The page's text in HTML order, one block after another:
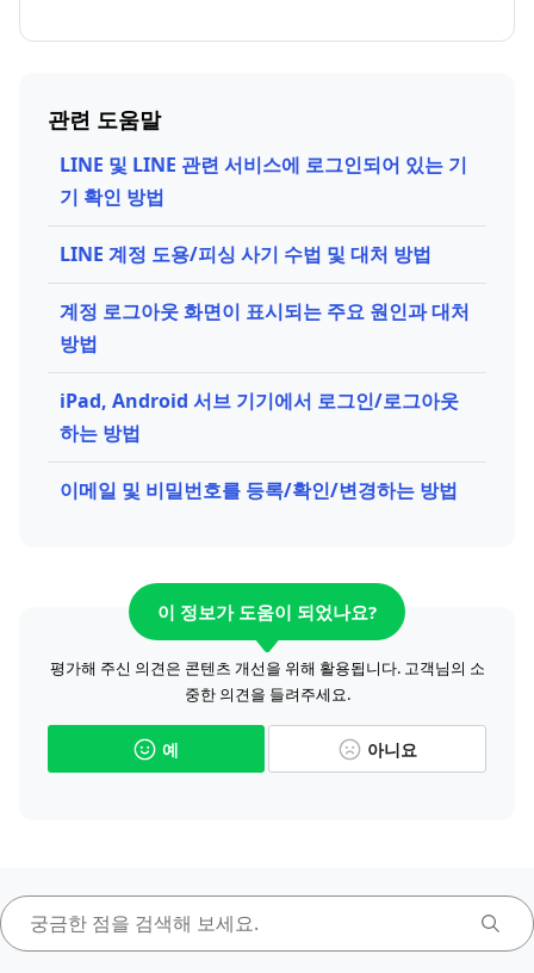
관련 도움말
LINE 및 LINE 관련 서비스에 로그인되어 있는 기
기 확인 방법
LINE 계정 도용/피싱 사기 수법 및 대처 방법
계정 로그아웃 화면이 표시되는 주요 원인과 대처
방법
iPad, Android 서브 기기에서 로그인/로그아웃
하는 방법
이메일 및 비밀번호를 등록/확인/변경하는 방법
이 정보가 도움이 되었나요?
평가해 주신 의견은 콘텐츠 개선을 위해 활용됩니다. 고객님의 소
중한 의견을 들려주세요.
예 아니요